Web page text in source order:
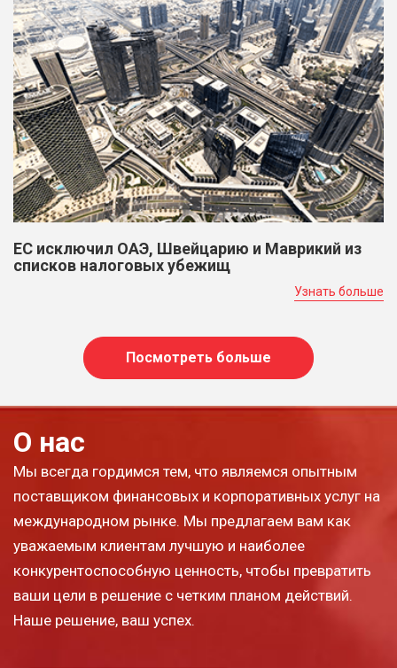
ЕС исключил ОАЭ, Швейцарию и Маврикий из
списков налоговых убежищ
Узнать больше
Посмотреть больше
О нас
Мы всегда гордимся тем, что являемся опытным
поставщиком финансовых и корпоративных услуг на
международном рынке. Мы предлагаем вам как
уважаемым клиентам лучшую и наиболее
конкурентоспособную ценность, чтобы превратить
ваши цели в решение с четким планом действий.
Наше решение, ваш успех.